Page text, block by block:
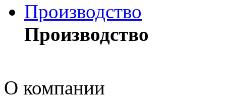
Производство
Производство
О компании